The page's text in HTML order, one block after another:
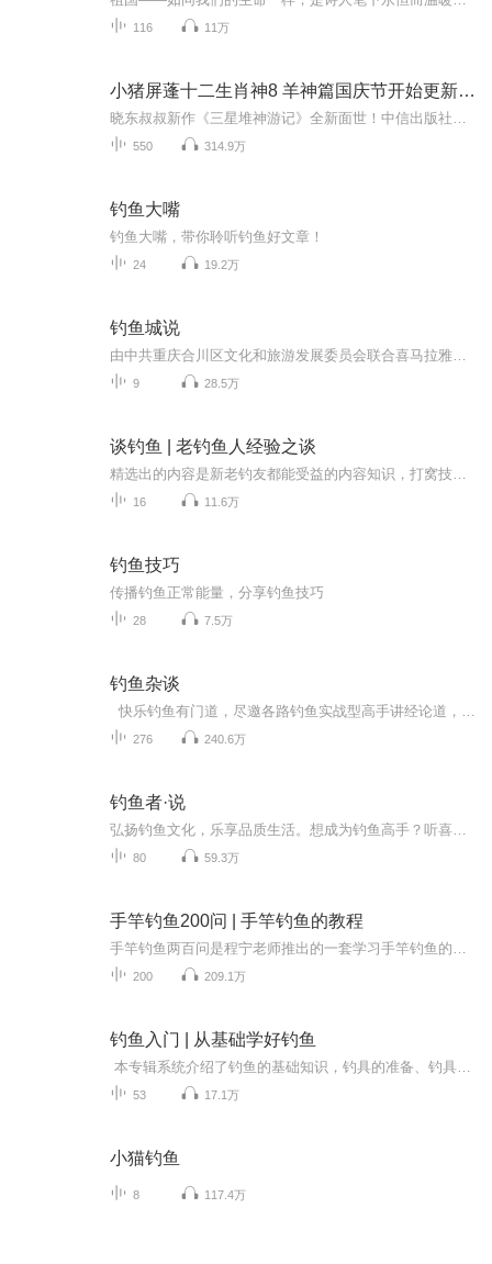
116 11万
小猪屏蓬十二生肖神8 羊神篇国庆节开始更新啦！
550 314.9万
钓鱼大嘴
钓鱼大嘴，带你聆听钓鱼好文章！
24 19.2万
钓鱼城说
9 28.5万
谈钓鱼 | 老钓鱼人经验之谈
16 11.6万
钓鱼技巧
传播钓鱼正常能量，分享钓鱼技巧
28 7.5万
钓鱼杂谈
276 240.6万
钓鱼者·说
80 59.3万
手竿钓鱼200问 | 手竿钓鱼的教程
200 209.1万
钓鱼入门 | 从基础学好钓鱼
53 17.1万
小猫钓鱼
8 117.4万